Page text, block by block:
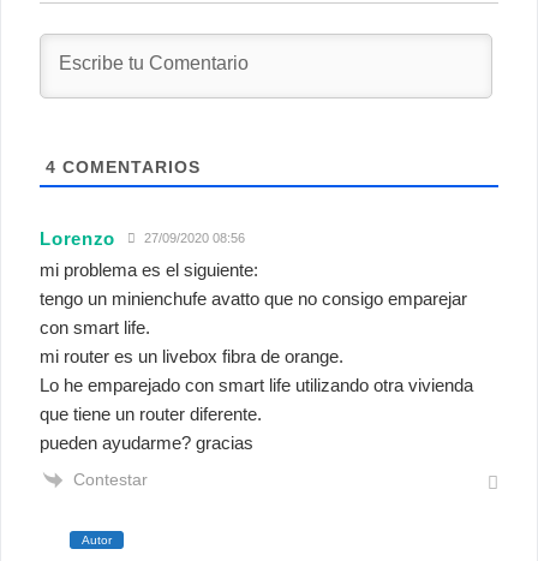
4 COMENTARIOS
Lorenzo 27/09/2020 08:56
mi problema es el siguiente:
tengo un minienchufe avatto que no consigo emparejar
con smart life.
mi router es un livebox fibra de orange.
Lo he emparejado con smart life utilizando otra vivienda
que tiene un router diferente.
pueden ayudarme? gracias
Contestar
Autor